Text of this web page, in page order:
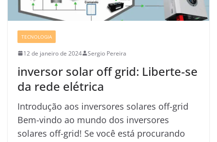
TECNOLOGIA
12 de janeiro de 2024 Sergio Pereira
inversor solar off grid: Liberte-se
da rede elétrica
Introdução aos inversores solares off-grid
Bem-vindo ao mundo dos inversores
solares off-grid! Se você está procurando